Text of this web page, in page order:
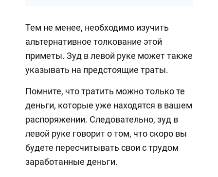
Тем не менее, необходимо изучить
альтернативное толкование этой
приметы. Зуд в левой руке может также
указывать на предстоящие траты.
Помните, что тратить можно только те
деньги, которые уже находятся в вашем
распоряжении. Следовательно, зуд в
левой руке говорит о том, что скоро вы
будете пересчитывать свои с трудом
заработанные деньги.